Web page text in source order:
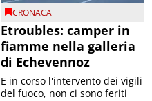
CRONACA
Etroubles: camper in
fiamme nella galleria
di Echevennoz
E in corso l'intervento dei vigili
del fuoco, non ci sono feriti